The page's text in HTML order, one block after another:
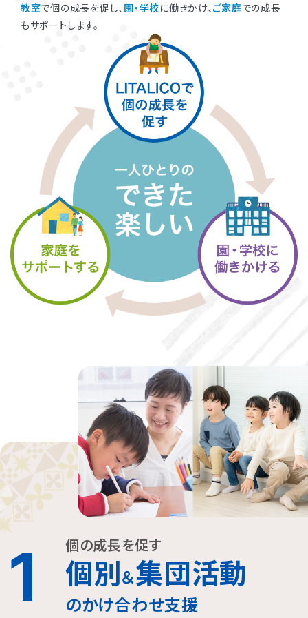
教室で個の成長を促し、 園・学校に働きかけ、ご家庭での成長
もサポートします。
1 個の成長を促す
個別＆集団活動
のかけ合わせ支援